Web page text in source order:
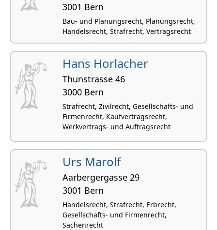
3001 Bern
Bau- und Planungsrecht, Planungsrecht,
Handelsrecht, Strafrecht, Vertragsrecht
Hans Horlacher
Thunstrasse 46
3000 Bern
Strafrecht, Zivilrecht, Gesellschafts- und
Firmenrecht, Kaufvertragsrecht,
Werkvertrags- und Auftragsrecht
Urs Marolf
Aarbergergasse 29
3001 Bern
Handelsrecht, Strafrecht, Erbrecht,
Gesellschafts- und Firmenrecht,
Sachenrecht